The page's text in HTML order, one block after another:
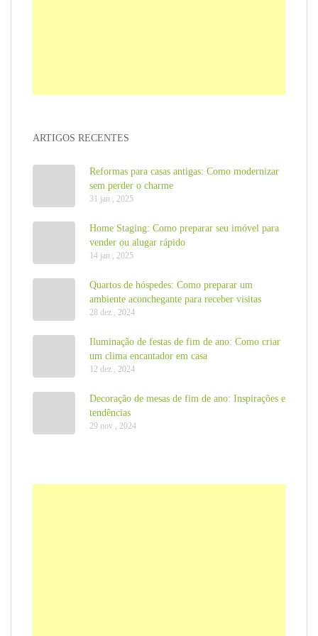
ARTIGOS RECENTES
Reformas para casas antigas: Como modernizar
sem perder o charme
31 jan , 2025
Home Staging: Como preparar seu imóvel para
vender ou alugar rápido
14 jan , 2025
Quartos de hóspedes: Como preparar um
ambiente aconchegante para receber visitas
28 dez , 2024
Iluminação de festas de fim de ano: Como criar
um clima encantador em casa
12 dez , 2024
Decoração de mesas de fim de ano: Inspirações e
tendências
29 nov , 2024